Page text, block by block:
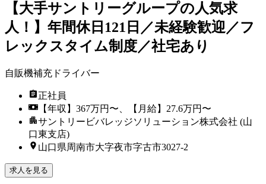
【大手サントリーグループの人気求
人！】年間休日121日／未経験歓迎／フ
レックスタイム制度／社宅あり
自販機補充ドライバー
正社員
【年収】367万円〜、【月給】27.6万円〜
サントリービバレッジソリューション株式会社 (山
口東支店)
山口県周南市大字夜市字古市3027-2
求人を見る